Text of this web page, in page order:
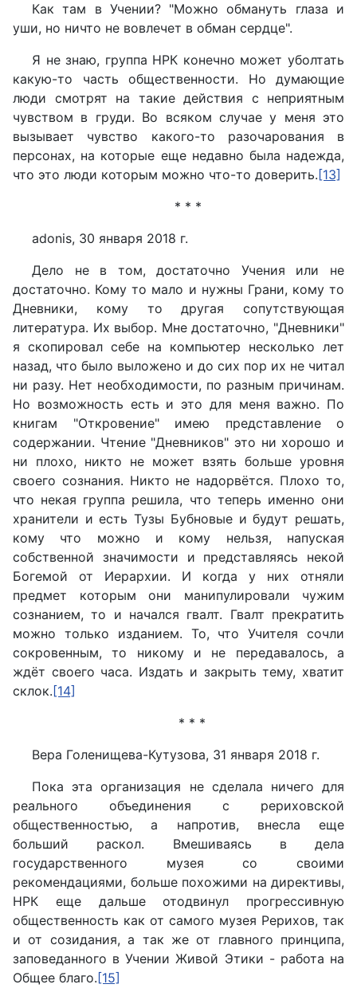
Как там в Учении? "Можно обмануть глаза и
уши, но ничто не вовлечет в обман сердце".
Я не знаю, группа НРК конечно может уболтать
какую-то часть общественности. Но думающие
люди смотрят на такие действия с неприятным
чувством в груди. Во всяком случае у меня это
вызывает чувство какого-то разочарования в
персонах, на которые еще недавно была надежда,
что это люди которым можно что-то доверить. [13]
* * *
adonis, 30 января 2018 г.
Дело не в том, достаточно Учения или не
достаточно. Кому то мало и нужны Грани, кому то
Дневники, кому то другая сопутствующая
литература. Их выбор. Мне достаточно, "Дневники"
я скопировал себе на компьютер несколько лет
назад, что было выложено и до сих пор их не читал
ни разу. Нет необходимости, по разным причинам.
Но возможность есть и это для меня важно. По
книгам "Откровение" имею представление о
содержании. Чтение "Дневников" это ни хорошо и
ни плохо, никто не может взять больше уровня
своего сознания. Никто не надорвётся. Плохо то,
что некая группа решила, что теперь именно они
хранители и есть Тузы Бубновые и будут решать,
кому что можно и кому нельзя, напуская
собственной значимости и представляясь некой
Богемой от Иерархии. И когда у них отняли
предмет которым они манипулировали чужим
сознанием, то и начался гвалт. Гвалт прекратить
можно только изданием. То, что Учителя сочли
сокровенным, то никому и не передавалось, а
ждёт своего часа. Издать и закрыть тему, хватит
склок. [14]
* * *
Вера Голенищева-Кутузова, 31 января 2018 г.
Пока эта организация не сделала ничего для
реального объединения с рериховской
общественностью, а напротив, внесла еще
больший раскол. Вмешиваясь в дела
государственного музея со своими
рекомендациями, больше похожими на директивы,
НРК еще дальше отодвинул прогрессивную
общественность как от самого музея Рерихов, так
и от созидания, а так же от главного принципа,
заповеданного в Учении Живой Этики - работа на
Общее благо. [15]